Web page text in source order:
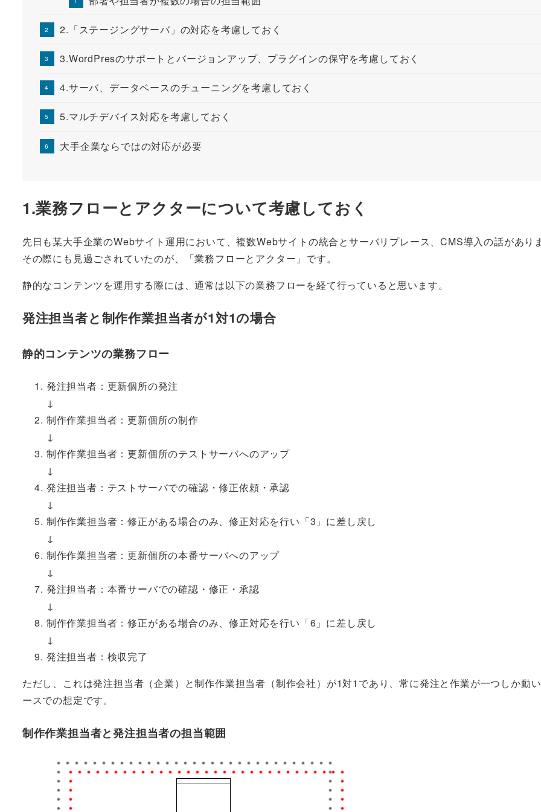
2.「ステージングサーバ」の対応を考慮しておく
3.WordPresのサポートとバージョンアップ、プラグインの保守を考慮しておく
4.サーバ、データベースのチューニングを考慮しておく
5.マルチデバイス対応を考慮しておく
大手企業ならではの対応が必要
1.業務フローとアクターについて考慮しておく
先日も某大手企業のWebサイト運用において、複数Webサイトの統合とサーバリプレース、CMS導入の話があり
その際にも見過ごされていたのが、「業務フローとアクター」です。
静的なコンテンツを運用する際には、通常は以下の業務フローを経て行っていると思います。
発注担当者と制作作業担当者が1対1の場合
静的コンテンツの業務フロー
発注担当者：更新個所の発注
↓
制作作業担当者：更新個所の制作
↓
制作作業担当者：更新個所のテストサーバへのアップ
↓
発注担当者：テストサーバでの確認・修正依頼・承認
↓
制作作業担当者：修正がある場合のみ、修正対応を行い「3」に差し戻し
↓
制作作業担当者：更新個所の本番サーバへのアップ
↓
発注担当者：本番サーバでの確認・修正・承認
↓
制作作業担当者：修正がある場合のみ、修正対応を行い「6」に差し戻し
↓
発注担当者：検収完了
ただし、これは発注担当者（企業）と制作作業担当者（制作会社）が1対1であり、常に発注と作業が一つしか動
ースでの想定です。
制作作業担当者と発注担当者の担当範囲